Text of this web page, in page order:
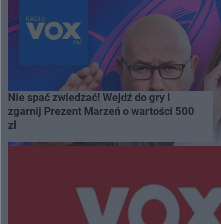
Nie spać zwiedzać! Wejdź do gry i
zgarnij Prezent Marzeń o wartości 500
zł